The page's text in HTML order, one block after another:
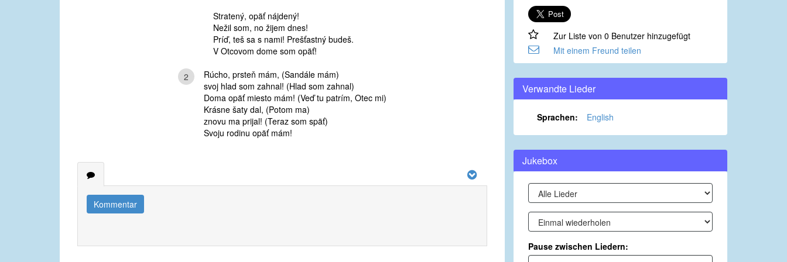
Stratený, opäť nájdený!
Nežil som, no žijem dnes!
Príď, teš sa s nami! Prešťastný budeš.
V Otcovom dome som opäť!
2
Rúcho, prsteň mám, (Sandále mám)
svoj hlad som zahnal! (Hlad som zahnal)
Doma opäť miesto mám! (Veď tu patrím, Otec mi)
Krásne šaty dal, (Potom ma)
znovu ma prijal! (Teraz som späť)
Svoju rodinu opäť mám!
Kommentar
Zur Liste von 0 Benutzer hinzugefügt
Mit einem Freund teilen
Verwandte Lieder
Sprachen: English
Jukebox
Pause zwischen Liedern: